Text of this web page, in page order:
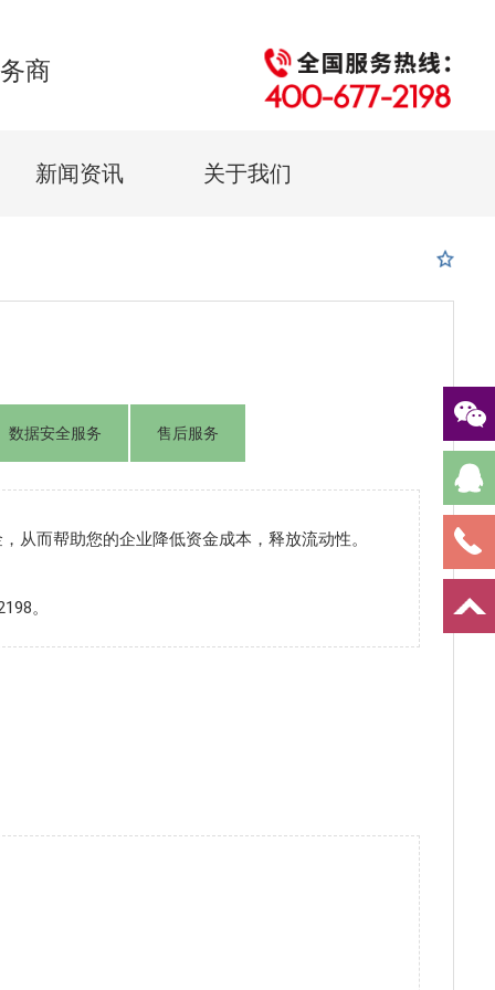
商
新闻资讯 关于我们
数据安全服务 售后服务
从而帮助您的企业降低资金成本，释放流动性。
。